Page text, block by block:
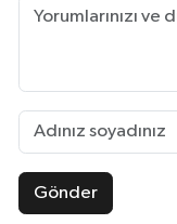
Gönder